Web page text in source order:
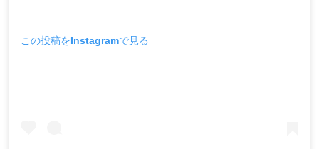
この投稿をInstagramで見る